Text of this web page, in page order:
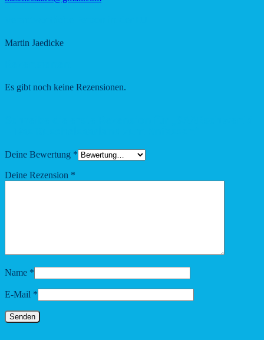
Martin Jaedicke
Es gibt noch keine Rezensionen.
Deine Bewertung *
Deine Rezension *
Name *
E-Mail *